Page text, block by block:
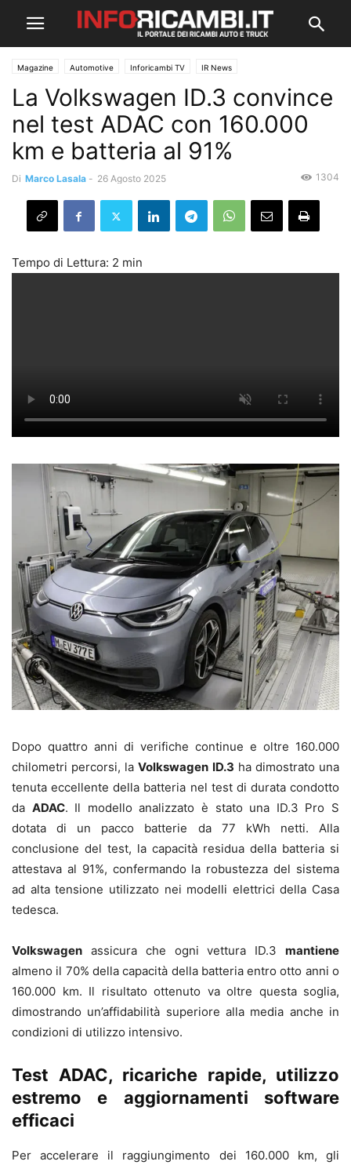
Magazine Automotive Inforicambi TV IR News
La Volkswagen ID.3 convince
nel test ADAC con 160.000
km e batteria al 91%
Di Marco Lasala - 26 Agosto 2025 1304
Dopo quattro anni di verifiche continue e oltre 160.000
chilometri percorsi, laVolkswagen ID.3 ha dimostrato una
tenuta eccellente della batteria nel test di durata condotto
da ADAC. Il modello analizzato è stato una ID.3 Pro S
dotata di un pacco batterie da 77 kWh netti. Alla
conclusione del test, la capacità residua della batteria si
attestava al 91%, confermando la robustezza del sistema
ad alta tensione utilizzato nei modelli elettrici della Casa
tedesca.
Volkswagen assicura che ogni vettura ID.3 mantiene
almeno il 70% della capacità della batteria entro otto anni o
160.000 km. Il risultato ottenuto va oltre questa soglia,
dimostrando un’affidabilità superiore alla media anche in
condizioni di utilizzo intensivo.
Test ADAC, ricariche rapide, utilizzo
estremo e aggiornamenti software
efficaci
Per accelerare il raggiungimento dei 160.000 km, gli